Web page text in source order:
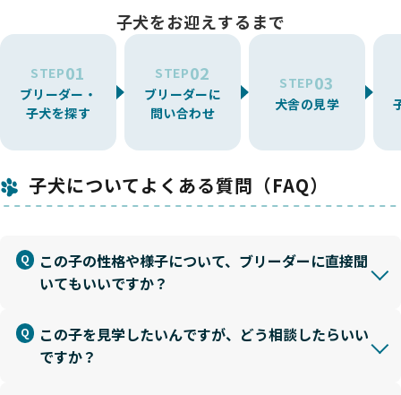
子犬をお迎えするまで
STEP01
ブリーダー・
子犬を探す
STEP02
ブリーダーに
問い合わせ
STEP03
犬舎の見学
子犬についてよくある質問（FAQ）
この子の性格や様子について、ブリーダーに直接聞
いてもいいですか？
この子を見学したいんですが、どう相談したらいい
ですか？